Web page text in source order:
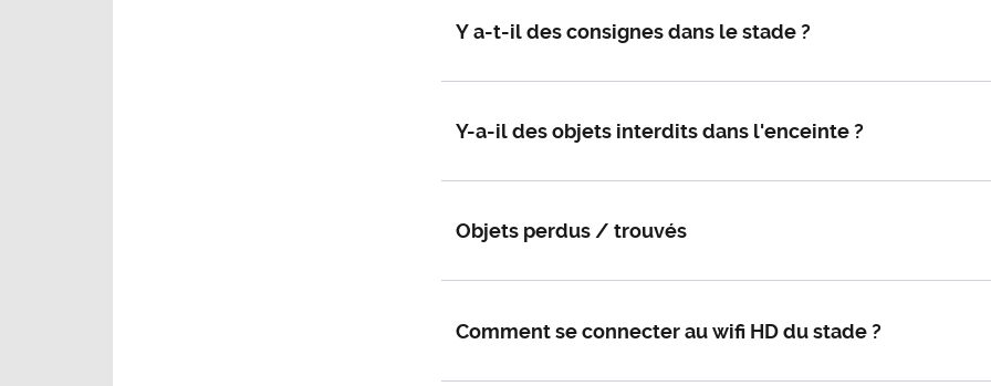
Y a-t-il des consignes dans le stade ?
Y-a-il des objets interdits dans l'enceinte ?
Objets perdus / trouvés
Comment se connecter au wifi HD du stade ?